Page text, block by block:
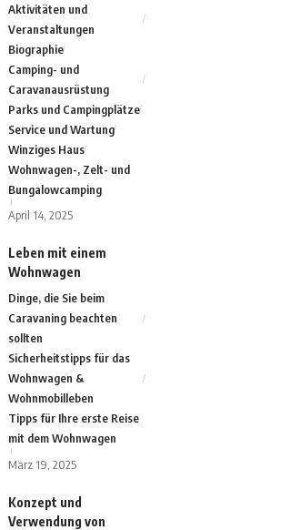
Aktivitäten und
Veranstaltungen
Biographie
Camping- und
Caravanausrüstung
Parks und Campingplätze
Service und Wartung
Winziges Haus
Wohnwagen-, Zelt- und
Bungalowcamping
April 14, 2025
Leben mit einem
Wohnwagen
Dinge, die Sie beim
Caravaning beachten
sollten
Sicherheitstipps für das
Wohnwagen &
Wohnmobilleben
Tipps für Ihre erste Reise
mit dem Wohnwagen
März 19, 2025
Konzept und
Verwendung von